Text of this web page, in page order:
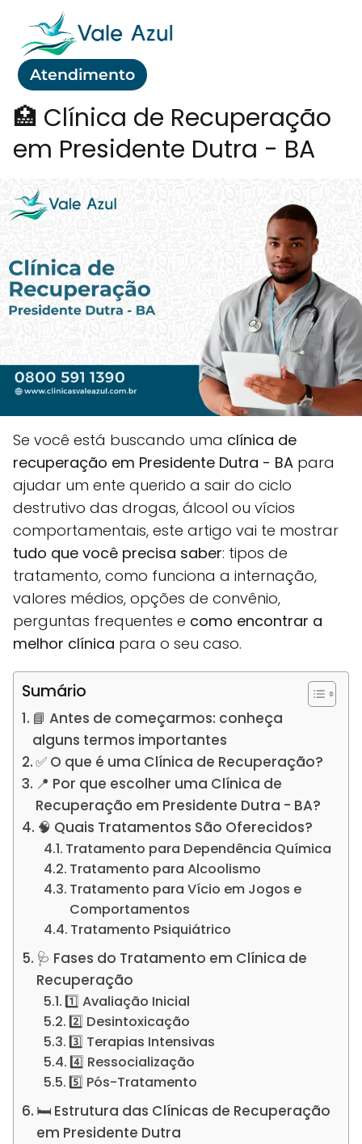
Atendimento
🏥 Clínica de Recuperação
em Presidente Dutra - BA
Se você está buscando uma clínica de
recuperação em Presidente Dutra - BA para
ajudar um ente querido a sair do ciclo
destrutivo das drogas, álcool ou vícios
comportamentais, este artigo vai te mostrar
tudo que você precisa saber: tipos de
tratamento, como funciona a internação,
valores médios, opções de convênio,
perguntas frequentes e como encontrar a
melhor clínica para o seu caso.
Sumário
📘 Antes de começarmos: conheça
alguns termos importantes
✅ O que é uma Clínica de Recuperação?
📍 Por que escolher uma Clínica de
Recuperação em Presidente Dutra - BA?
🧠 Quais Tratamentos São Oferecidos?
Tratamento para Dependência Química
Tratamento para Alcoolismo
Tratamento para Vício em Jogos e
Comportamentos
Tratamento Psiquiátrico
🩺 Fases do Tratamento em Clínica de
Recuperação
1️⃣ Avaliação Inicial
2️⃣ Desintoxicação
3️⃣ Terapias Intensivas
4️⃣ Ressocialização
5️⃣ Pós-Tratamento
🛏️ Estrutura das Clínicas de Recuperação
em Presidente Dutra